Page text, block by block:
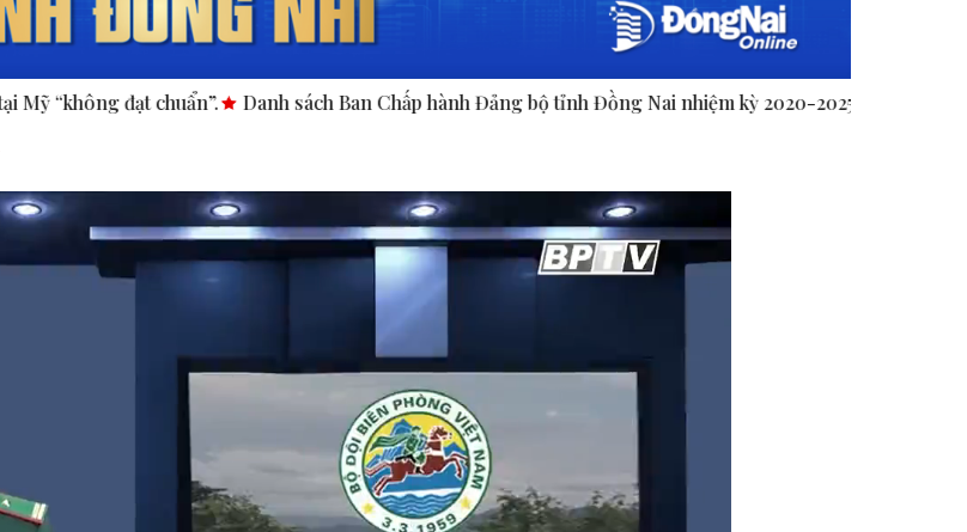
Danh sách Ban Chấp hành Đảng bộ tỉnh Đồng Nai nhiệm kỳ 2020-2025.